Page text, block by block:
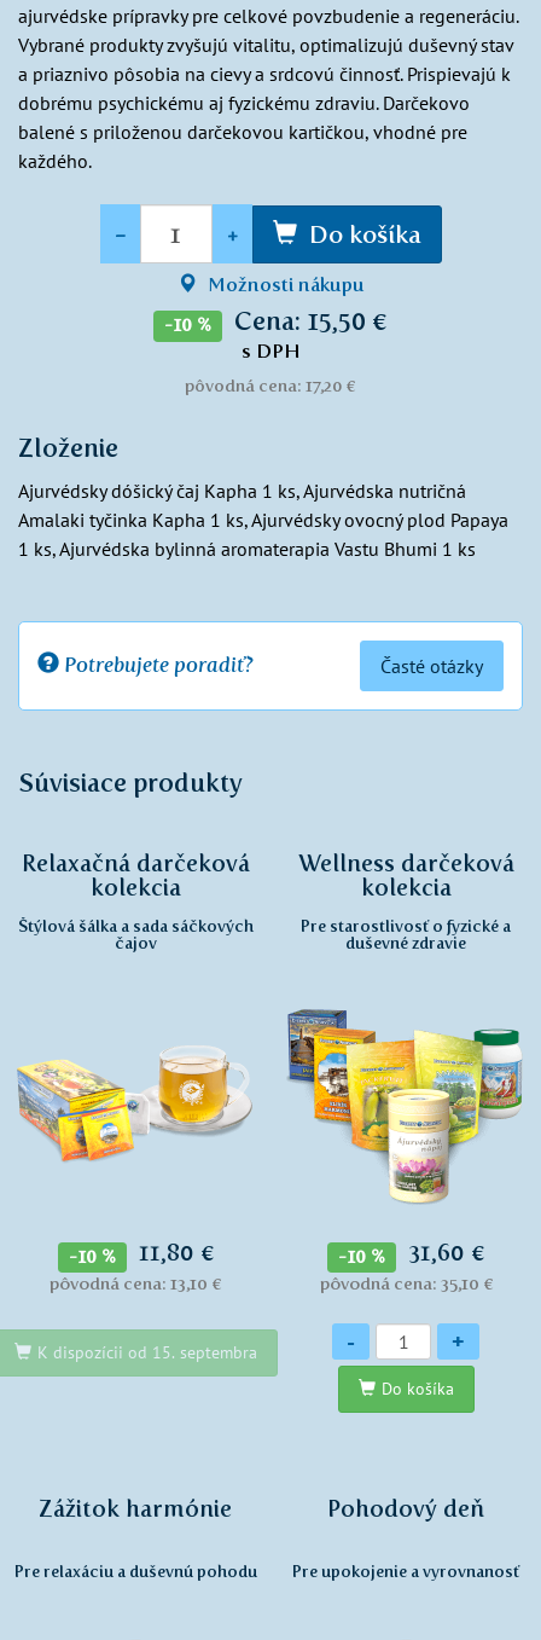
ajurvédske prípravky pre celkové povzbudenie a regeneráciu.
Vybrané produkty zvyšujú vitalitu, optimalizujú duševný stav
a priaznivo pôsobia na cievy a srdcovú činnosť. Prispievajú k
dobrému psychickému aj fyzickému zdraviu. Darčekovo
balené s priloženou darčekovou kartičkou, vhodné pre
každého.
- + Do košíka
Možnosti nákupu
-10 % Cena: 15,50 €
s DPH
pôvodná cena: 17,20 €
Zloženie
Ajurvédsky dóšický čaj Kapha 1 ks, Ajurvédska nutričná
Amalaki tyčinka Kapha 1 ks, Ajurvédsky ovocný plod Papaya
1 ks, Ajurvédska bylinná aromaterapia Vastu Bhumi 1 ks
Potrebujete poradiť? Časté otázky
Súvisiace produkty
Relaxačná darčeková
kolekcia
Štýlová šálka a sada sáčkových
čajov
-10 % 11,80 €
pôvodná cena: 13,10 €
K dispozícii od 15. septembra
Wellness darčeková
kolekcia
Pre starostlivosť o fyzické a
duševné zdravie
-10 % 31,60 €
pôvodná cena: 35,10 €
Množstvo
- +
Do košíka
Zážitok harmónie
Pre relaxáciu a duševnú pohodu
Pohodový deň
Pre upokojenie a vyrovnanosť